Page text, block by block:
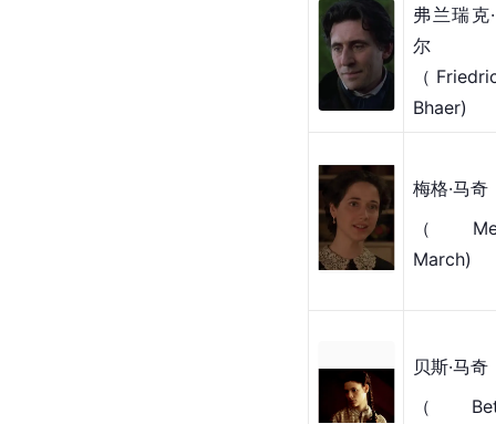
弗兰瑞克
尔
（
Bhaer)
梅格·马奇
（
March)
贝斯·马奇
（